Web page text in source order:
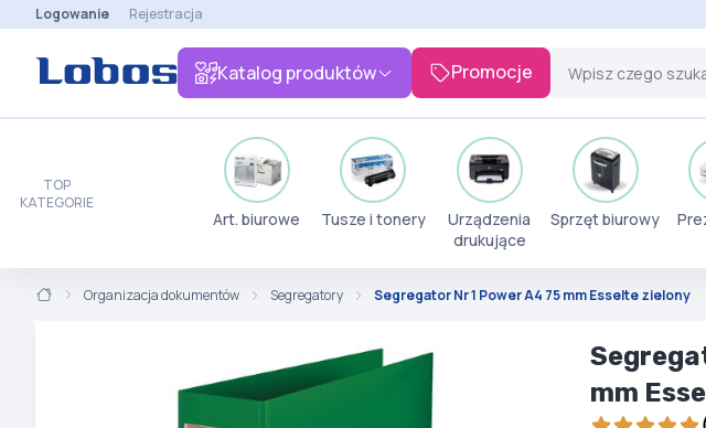
Logowanie Rejestracja
Katalog produktów Promocje
TOP
KATEGORIE
Art. biurowe Tusze i tonery
Urządzenia
drukujące
Sprzęt biurowy
Organizacja dokumentów Segregatory Segregator Nr 1 Power A4 75 mm Esselte zielony
mm